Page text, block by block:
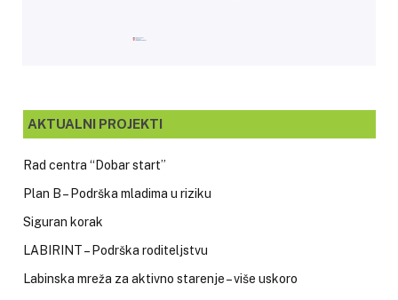
AKTUALNI PROJEKTI
Rad centra “Dobar start”
Plan B – Podrška mladima u riziku
Siguran korak
LABIRINT – Podrška roditeljstvu
Labinska mreža za aktivno starenje – više uskoro